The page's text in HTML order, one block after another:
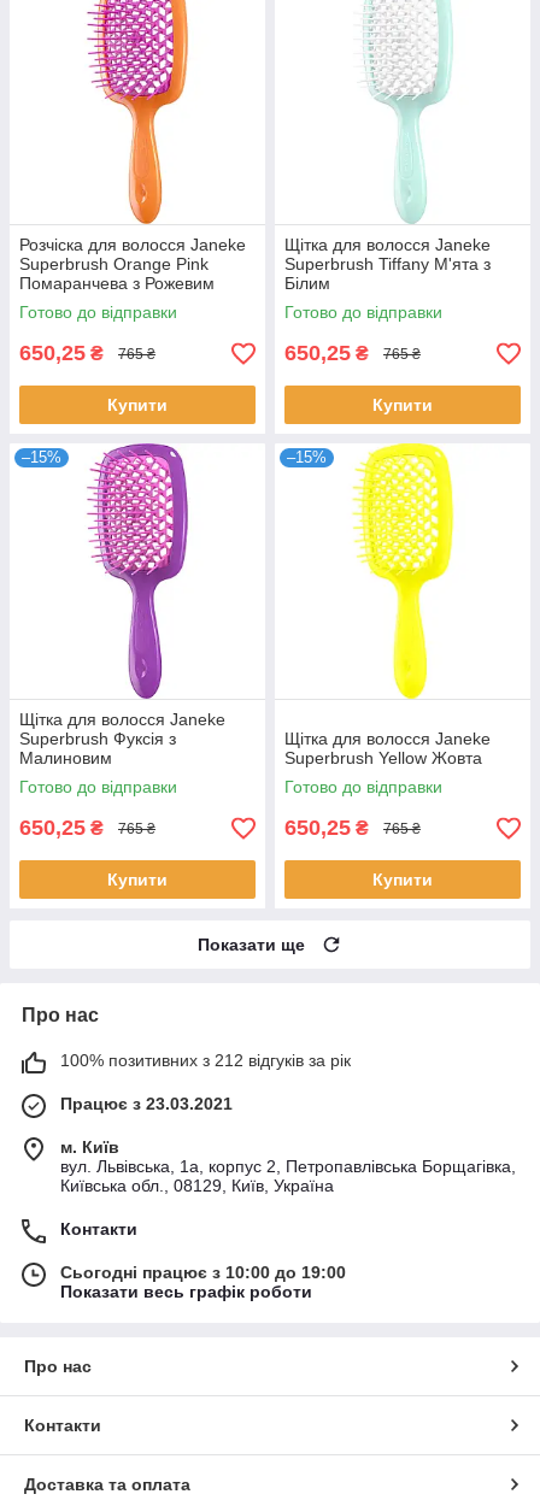
Розчіска для волосся Janeke
Superbrush Orange Pink
Помаранчева з Рожевим
Готово до відправки
650,25 ₴ 765 ₴
Купити
Щітка для волосся Janeke
Superbrush Tiffany М'ята з
Білим
Готово до відправки
650,25 ₴ 765 ₴
Купити
–15%
Щітка для волосся Janeke
Superbrush Фуксія з
Малиновим
Готово до відправки
650,25 ₴ 765 ₴
Купити
–15%
Щітка для волосся Janeke
Superbrush Yellow Жовта
Готово до відправки
650,25 ₴ 765 ₴
Купити
Показати ще
Про нас
100% позитивних з 212 відгуків за рік
Працює з 23.03.2021
м. Київ
вул. Львівська, 1а, корпус 2, Петропавлівська Борщагівка,
Київська обл., 08129, Київ, Україна
Контакти
Сьогодні працює з 10:00 до 19:00
Показати весь графік роботи
Про нас
Контакти
Доставка та оплата